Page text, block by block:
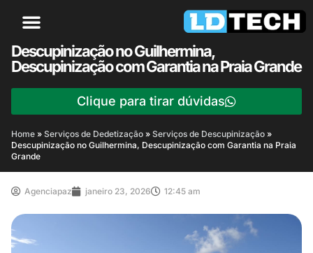
Descupinização no Guilhermina,
Descupinização com Garantia na Praia Grande
Clique para tirar dúvidas
Home » Serviços de Dedetização » Serviços de Descupinização »
Descupinização no Guilhermina, Descupinização com Garantia na Praia
Grande
Agenciapaz janeiro 23, 2026 12:45 am